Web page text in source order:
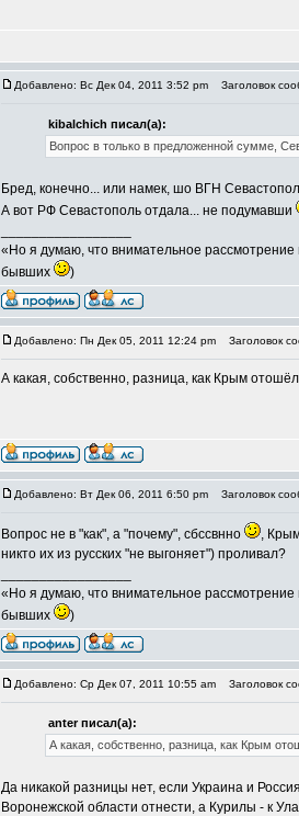
Добавлено: Вс Дек 04, 2011 3:52 pm Заголовок
kibalchich писал(а):
Вопрос в только в предложенной сумме,
Бред, конечно... или намек, шо ВГН
А вот РФ Севастополь отдала... не подумавши
«Но я думаю, что внимательное
бывших
)
Добавлено: Пн Дек 05, 2011 12:24 pm Заголовок
А какая, собственно, разница, как Крым
Добавлено: Вт Дек 06, 2011 6:50 pm Заголовок
Вопрос не в "как", а "почему", сбссвнно
,
никто их из русских "не выгоняет") проливал?
«Но я думаю, что внимательное
бывших
)
Добавлено: Ср Дек 07, 2011 10:55 am Заголовок
anter писал(а):
А какая, собственно, разница, как Крым
Да никакой разницы нет, если Украина и
Воронежской области отнести, а Курилы - к